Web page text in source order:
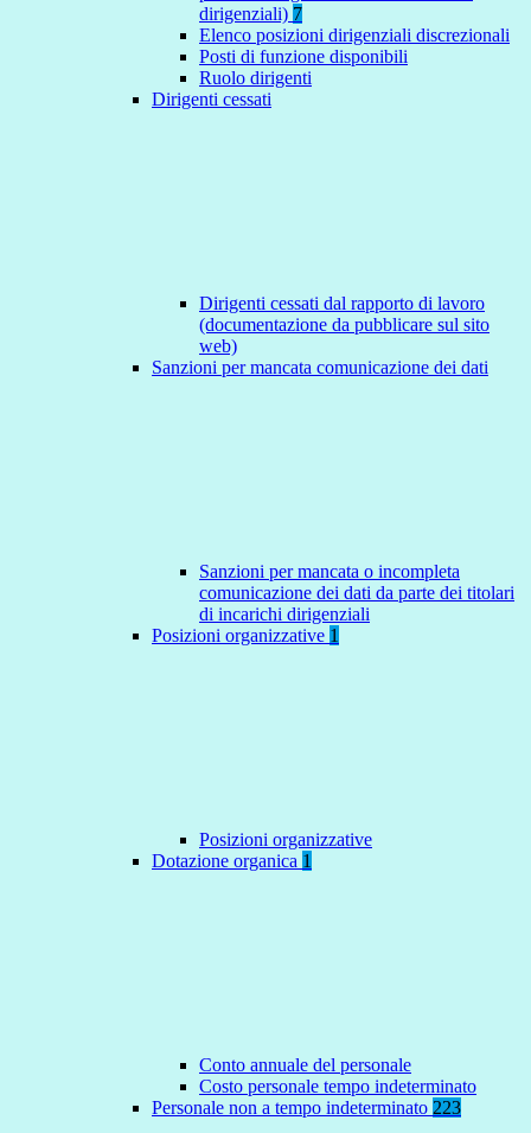
dirigenziali) 7
Elenco posizioni dirigenziali discrezionali
Posti di funzione disponibili
Ruolo dirigenti
Dirigenti cessati
Dirigenti cessati dal rapporto di lavoro
(documentazione da pubblicare sul sito
web)
Sanzioni per mancata comunicazione dei dati
Sanzioni per mancata o incompleta
comunicazione dei dati da parte dei titolari
di incarichi dirigenziali
Posizioni organizzative 1
Posizioni organizzative
Dotazione organica 1
Conto annuale del personale
Costo personale tempo indeterminato
Personale non a tempo indeterminato 223